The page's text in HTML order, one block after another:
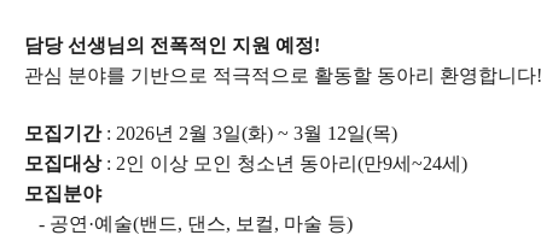
담당 선생님의 전폭적인 지원 예정!
관심 분야를 기반으로 적극적으로 활동할 동아리 환영합니다
모집기간: 2026년 2월 3일(화) ~ 3월 12일(목)
모집대상: 2인 이상 모인 청소년 동아리(만9세~24세)
모집분야
- 공연·예술(밴드, 댄스, 보컬, 마술 등)